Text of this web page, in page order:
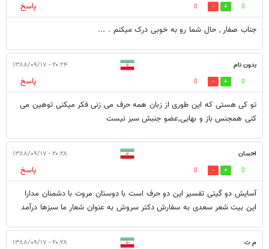
0
0
پاسخ
جناب صفار , حال شما رو به خوبی درک میکنم . ...
بدون نام ۲۰:۲۴ - ۱۳۸۸/۰۹/۱۷
0
0
پاسخ
تو کی هستی که این طوری از زبان همه حرف می زنی فکر میکنی توهین می
کنی همجنس باز و بهایی,عضو جنبش سبز نیست
احسان ۲۰:۲۸ - ۱۳۸۸/۰۹/۱۷
0
0
پاسخ
آسایش دو گیتی تفسیر این دو حرف است با دوستان مروت با دشمنان مدارا
این بیت شعر سعدی به سفارش دکتر سروش به عنوان شعار ما سبزها درآمد
م ت ۲۰:۲۸ - ۱۳۸۸/۰۹/۱۷